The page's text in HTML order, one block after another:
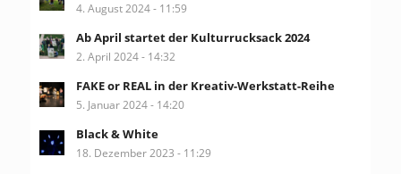
4. August 2024 - 11:59
Ab April startet der Kulturrucksack 2024
2. April 2024 - 14:32
FAKE or REAL in der Kreativ-Werkstatt-Reihe
5. Januar 2024 - 14:20
Black & White
18. Dezember 2023 - 11:29